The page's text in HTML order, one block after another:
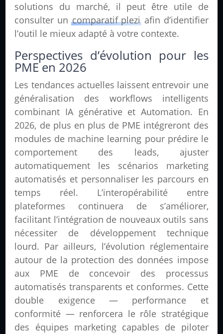
solutions du marché, il peut être utile de
consulter uncomparatif pleziafin d’identifier
l’outil le mieux adapté à votre contexte.
Perspectives d’évolution pour les
PME en 2026
Les tendances actuelles laissent entrevoir une
généralisation des workflows intelligents
combinant IA générative et Automation. En
2026, de plus en plus de PME intégreront des
modules de machine learning pour prédire le
comportement des leads, ajuster
automatiquement les scénarios marketing
automatisés et personnaliser les parcours en
temps réel. L’interopérabilité entre
plateformes continuera de s’améliorer,
facilitant l’intégration de nouveaux outils sans
nécessiter de développement technique
lourd. Par ailleurs, l’évolution réglementaire
autour de la protection des données impose
aux PME de concevoir des processus
automatisés transparents et conformes. Cette
double exigence — performance et
conformité — renforcera le rôle stratégique
des équipes marketing capables de piloter